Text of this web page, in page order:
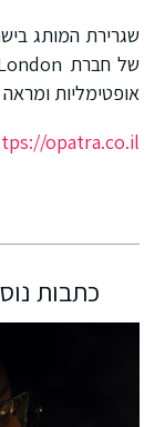
שגרירת המותג
אופטימליות ומראה
https://opatra.co.il/
כתבות